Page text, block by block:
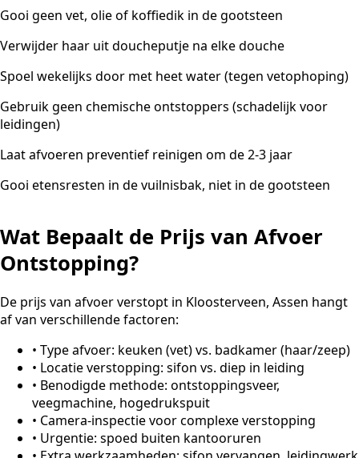
Gooi geen vet, olie of koffiedik in de gootsteen
Verwijder haar uit doucheputje na elke douche
Spoel wekelijks door met heet water (tegen vetophoping)
Gebruik geen chemische ontstoppers (schadelijk voor
leidingen)
Laat afvoeren preventief reinigen om de 2-3 jaar
Gooi etensresten in de vuilnisbak, niet in de gootsteen
Wat Bepaalt de Prijs van Afvoer
Ontstopping?
De prijs van afvoer verstopt in Kloosterveen, Assen hangt
af van verschillende factoren:
• Type afvoer: keuken (vet) vs. badkamer (haar/zeep)
• Locatie verstopping: sifon vs. diep in leiding
• Benodigde methode: ontstoppingsveer,
veegmachine, hogedrukspuit
• Camera-inspectie voor complexe verstopping
• Urgentie: spoed buiten kantooruren